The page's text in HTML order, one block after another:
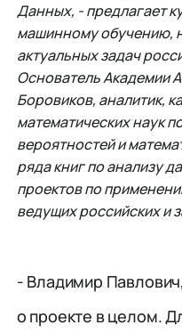
Данных, - предлагает
машинному обучению,
актуальных задач
Основатель Академии
Боровиков, аналитик,
математических наук
вероятностей и
ряда книг по анализу
проектов по
ведущих российских и
- Владимир
о проекте в целом.